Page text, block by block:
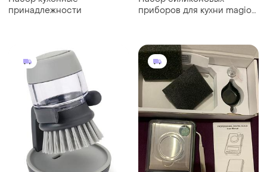
принадлежности
приборов для кухни magio
приборов